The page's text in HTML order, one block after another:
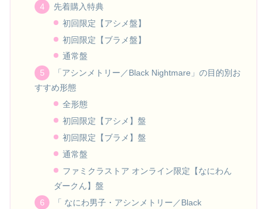
先着購入特典
初回限定【アシメ盤】
初回限定【ブラメ盤】
通常盤
「アシンメトリー／Black Nightmare」の目的別お
すすめ形態
全形態
初回限定【アシメ】盤
初回限定【ブラメ】盤
通常盤
ファミクラストア オンライン限定【なにわん
ダークん】盤
「 なにわ男子・アシンメトリー／Black